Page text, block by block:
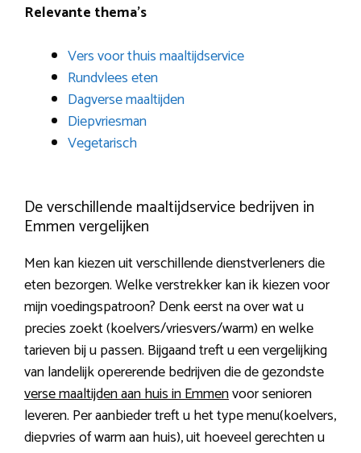
Relevante thema’s
Vers voor thuis maaltijdservice
Rundvlees eten
Dagverse maaltijden
Diepvriesman
Vegetarisch
De verschillende maaltijdservice bedrijven in
Emmen vergelijken
Men kan kiezen uit verschillende dienstverleners die
eten bezorgen. Welke verstrekker kan ik kiezen voor
mijn voedingspatroon? Denk eerst na over wat u
precies zoekt (koelvers/vriesvers/warm) en welke
tarieven bij u passen. Bijgaand treft u een vergelijking
van landelijk opererende bedrijven die de gezondste
verse maaltijden aan huis in Emmenvoor senioren
leveren. Per aanbieder treft u het type menu(koelvers,
diepvries of warm aan huis), uit hoeveel gerechten u